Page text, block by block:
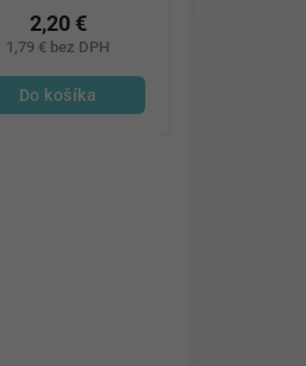
1,79 € bez DPH
2,20 €
Do košíka